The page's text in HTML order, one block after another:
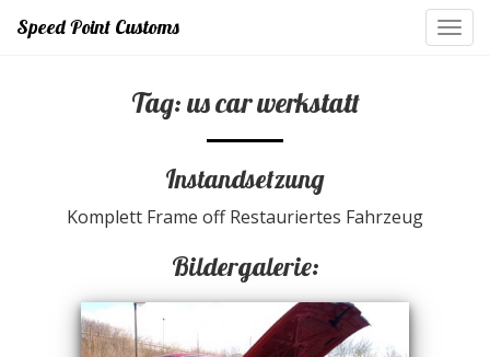
Speed Point Customs
Tag: us car werkstatt
Instandsetzung
Komplett Frame off Restauriertes Fahrzeug
Bildergalerie: